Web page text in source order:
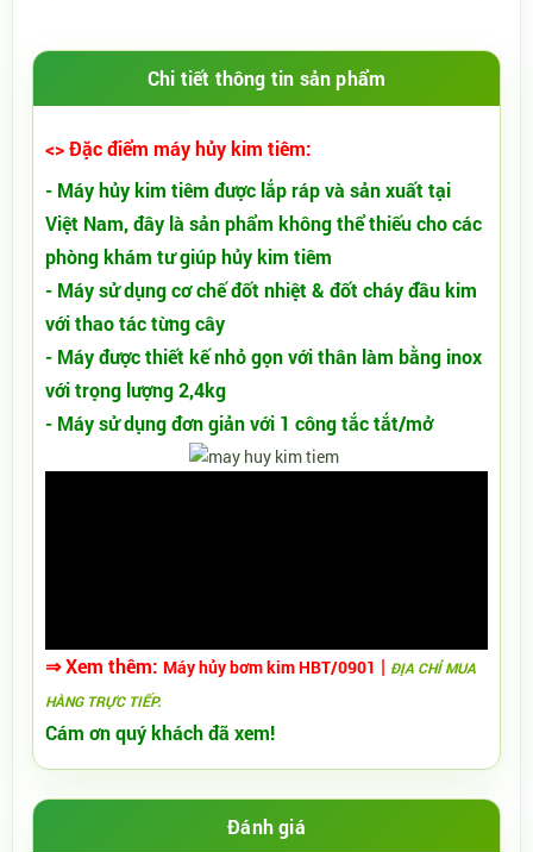
Chi tiết thông tin sản phẩm
<> Đặc điểm máy hủy kim tiêm:
- Máy hủy kim tiêm được lắp ráp và sản xuất tại
Việt Nam, đây là sản phẩm không thể thiếu cho các
phòng khám tư giúp hủy kim tiêm
- Máy sử dụng cơ chế đốt nhiệt & đốt cháy đầu kim
với thao tác từng cây
- Máy được thiết kế nhỏ gọn với thân làm bằng inox
với trọng lượng 2,4kg
- Máy sử dụng đơn giản với 1 công tắc tắt/mở
⇒Xem thêm: Máy hủy bơm kim HBT/0901 | ĐỊA CHỈ MUA
HÀNG TRỰC TIẾP.
Cám ơn quý khách đã xem!
Đánh giá